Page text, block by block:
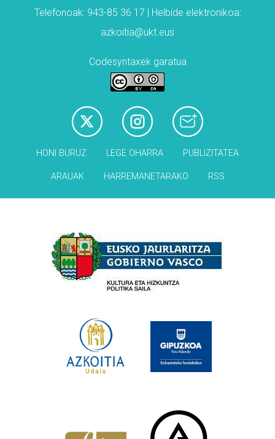
Telefonoak: 943-85 36 17 | Helbide elektronikoa:
azkoitia@ukt.eus
Codesyntaxek garatua
HONI BURUZ LEGE OHARRA PUBLIZITATEA
ARAUAK HARREMANETARAKO RSS